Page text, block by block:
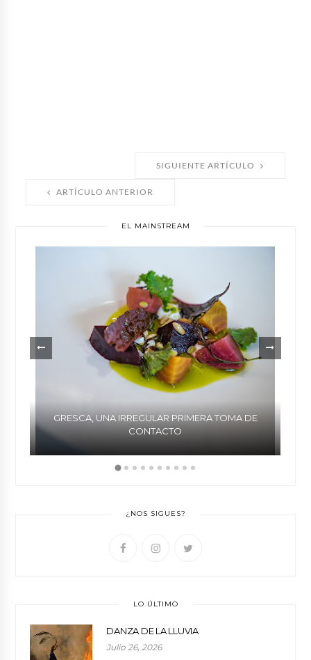
SIGUIENTE ARTÍCULO
ARTÍCULO ANTERIOR
EL MAINSTREAM
GRESCA, UNA IRREGULAR PRIMERA TOMA DE
CONTACTO
¿NOS SIGUES?
LO ÚLTIMO
DANZA DE LA LLUVIA
Julio 26, 2026